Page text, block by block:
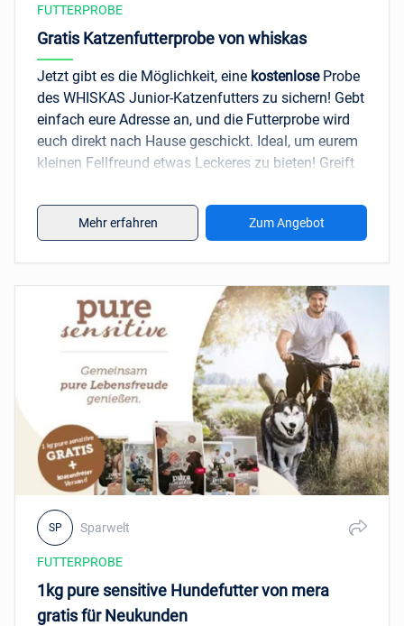
Doppelt Lecker mit einer köstlichen Mischung
aus Huhn und Truthahn und reich an Rote Bete:
800g, 2.000g, FELIX Doppelt Lecker mit einer
köstlichen Mischung aus Lachs und
Hochseefisch und reich an Rote Bete: 800g,
2.000g, 4.000g, FELIX Doppelt Lecker Inhome mit
einer köstlichen Mischung aus Huhn und
Truthahn und mit Gemüse: 800g, 2.000g, 4.000g,
Mischung aus Huhn und Truthahn, mit Milch und
mit Gemüse: 800g, FELIX Doppelt Lecker 7+ mit
Limit: Es wird ein Gesamtbetrag von 65.000 €
ausgeschüttet. Falls dieser Betrag bereits vor
Aktionsende erreicht wird, erfolgt keine weitere
Erstattung und die Aktionsseite wird
abgeschaltet.
Teilnahmebedingungen
Kontakt
FUTTERPROBE
Gratis Katzenfutterprobe von whiskas
Jetzt gibt es die Möglichkeit, eine kostenloseProbe
des WHISKAS Junior-Katzenfutters zu sichern! Gebt
einfach eure Adresse an, und die Futterprobe wird
euch direkt nach Hause geschickt. Ideal, um eurem
kleinen Fellfreund etwas Leckeres zu bieten! Greift
Mehr erfahren Zum Angebot
FUTTERPROBE
1kg pure sensitive Hundefutter von mera
gratis für Neukunden
SP Sparwelt